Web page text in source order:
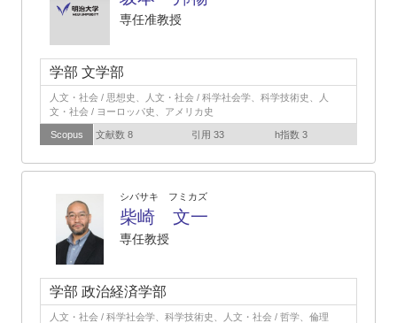
専任准教授
学部 文学部
人文・社会 / 思想史、人文・社会 / 科学社会学、科学技術史、人
文・社会 / ヨーロッパ史、アメリカ史
Scopus 文献数 8 引用 33 h指数 3
シバサキ フミカズ
柴崎 文一
専任教授
学部 政治経済学部
人文・社会 / 科学社会学、科学技術史、人文・社会 / 哲学、倫理